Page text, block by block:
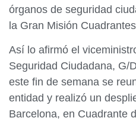
órganos de seguridad
la Gran Misión
Así lo afirmó el
Seguridad Ciudadana, G/
este fin de semana se
entidad y realizó un
Barcelona, en Cuadrante